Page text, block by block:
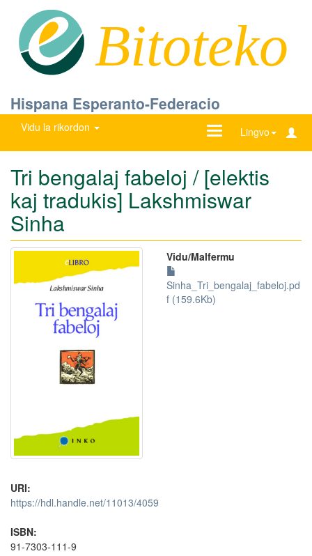
Bitoteko
Hispana Esperanto-Federacio
Vidu la rikordon Lingvo
Ŝanĝu
Tri bengalaj fabeloj / [elektis
kaj tradukis] Lakshmiswar
Sinha
Vidu/Malfermu
Sinha_Tri_bengalaj_fabeloj.pd
f (159.6Kb)
URI:
https://hdl.handle.net/11013/4059
ISBN:
91-7303-111-9